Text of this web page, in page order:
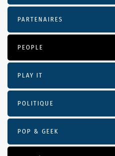
PARTENAIRES
PEOPLE
PLAY IT
POLITIQUE
POP & GEEK